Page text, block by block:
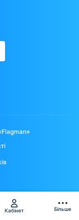
Кабінет Більше